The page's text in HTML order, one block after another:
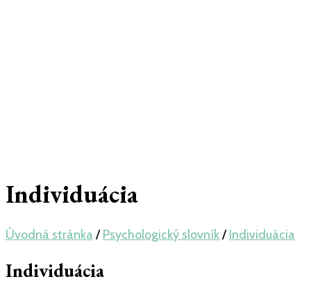
Individuácia
Úvodná stránka / Psychologický slovník/ Individuácia
Individuácia